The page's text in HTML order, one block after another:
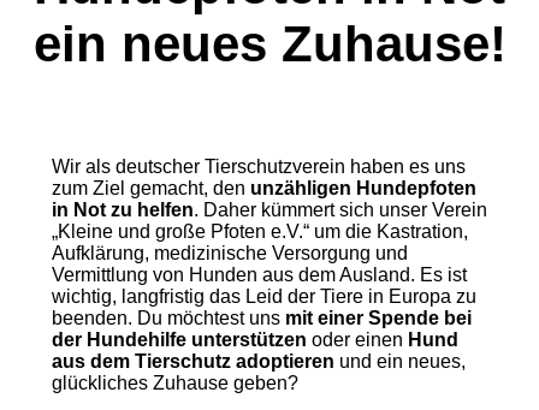
ein neues Zuhause!
Wir als deutscher Tierschutzverein haben es uns
zum Ziel gemacht, den unzähligen Hundepfoten
in Not zu helfen. Daher kümmert sich unser Verein
„Kleine und große Pfoten e.V.“ um die Kastration,
Aufklärung, medizinische Versorgung und
Vermittlung von Hunden aus dem Ausland. Es ist
wichtig, langfristig das Leid der Tiere in Europa zu
beenden. Du möchtest uns mit einer Spende bei
der Hundehilfe unterstützen oder einen Hund
aus dem Tierschutz adoptieren und ein neues,
glückliches Zuhause geben?